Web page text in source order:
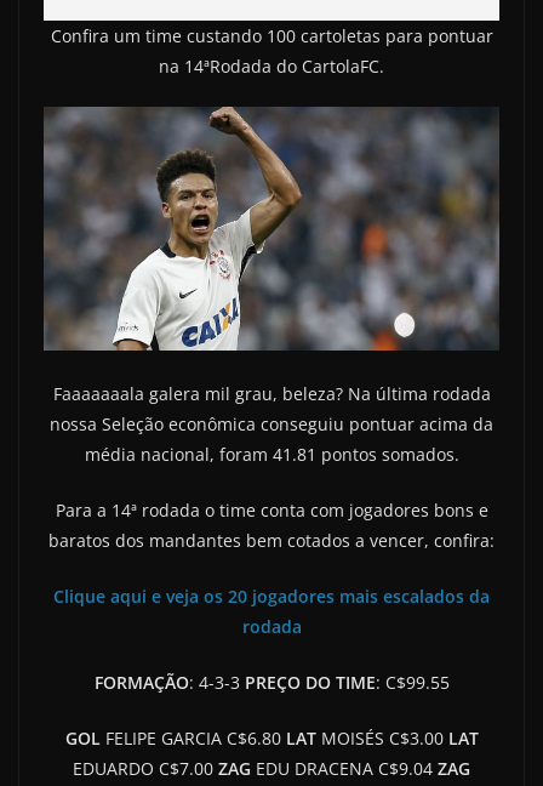
Confira um time custando 100 cartoletas para pontuar
na 14ªRodada do CartolaFC.
Faaaaaaala galera mil grau, beleza? Na última rodada
nossa Seleção econômica conseguiu pontuar acima da
média nacional, foram 41.81 pontos somados.
Para a 14ª rodada o time conta com jogadores bons e
baratos dos mandantes bem cotados a vencer, confira:
Clique aqui e veja os 20 jogadores mais escalados da
rodada
FORMAÇÃO: 4-3-3 PREÇO DO TIME: C$99.55
GOLFELIPE GARCIA C$6.80 LATMOISÉS C$3.00 LAT
EDUARDO C$7.00 ZAG EDU DRACENA C$9.04 ZAG